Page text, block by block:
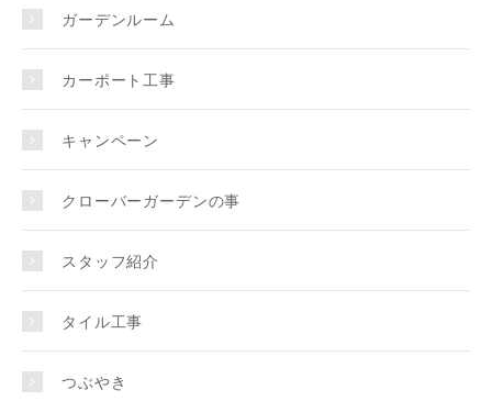
ガーデンルーム
カーポート工事
キャンペーン
クローバーガーデンの事
スタッフ紹介
タイル工事
つぶやき